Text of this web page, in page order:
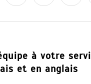
à votre
et en anglais